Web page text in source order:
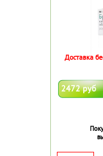
2472 руб
Доставка